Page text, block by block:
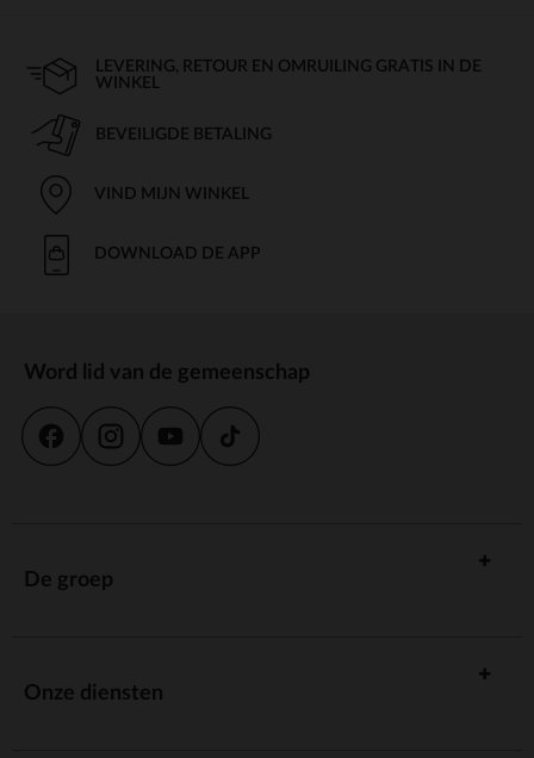
LEVERING, RETOUR EN OMRUILING GRATIS IN DE
WINKEL
BEVEILIGDE BETALING
VIND MIJN WINKEL
DOWNLOAD DE APP
Word lid van de gemeenschap
De groep
Onze diensten